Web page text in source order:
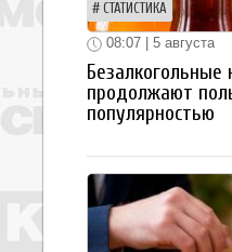
СТАТИСТИКА
08:07 | 5 августа
Безалкогольные
продолжают
популярностью